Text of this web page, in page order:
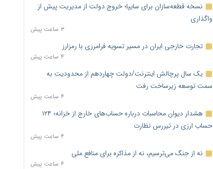
نسخه قطعه‌سازان برای سایپا؛ خروج دولت از مدیریت پیش از
واگذاری
۳ ساعت پیش
تجارت خارجی ایران در مسیر تسویه فرامرزی با رمزارز
۴ ساعت پیش
یک سال پرچالش اینترنت/دولت چهاردهم از محدودیت به
سمت توسعه زیرساخت رفت
۴ ساعت پیش
هشدار دیوان محاسبات درباره حساب‌های خارج از خزانه؛ ۱۲۴
حساب ارزی در تیررس نظارت
۴ ساعت پیش
نه از جنگ می‌ترسیم، نه از مذاکره برای منافع ملی
۴ ساعت پیش